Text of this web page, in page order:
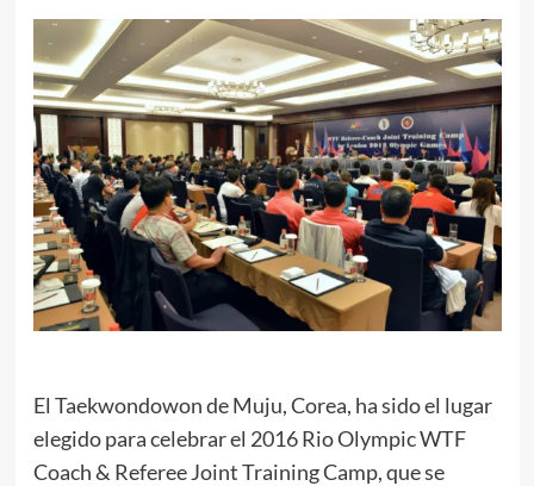
El Taekwondowon de Muju, Corea, ha sido el lugar
elegido para celebrar el 2016 Rio Olympic WTF
Coach & Referee Joint Training Camp, que se